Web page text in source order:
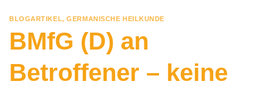
BLOGARTIKEL,GERMANISCHE HEILKUNDE
BMfG (D) an
Betroffener – keine